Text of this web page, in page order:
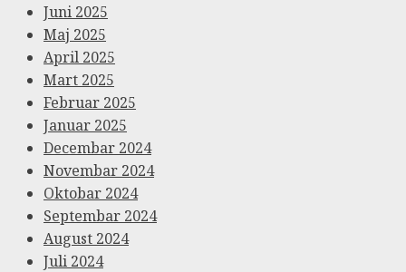
Juni 2025
Maj 2025
April 2025
Mart 2025
Februar 2025
Januar 2025
Decembar 2024
Novembar 2024
Oktobar 2024
Septembar 2024
August 2024
Juli 2024